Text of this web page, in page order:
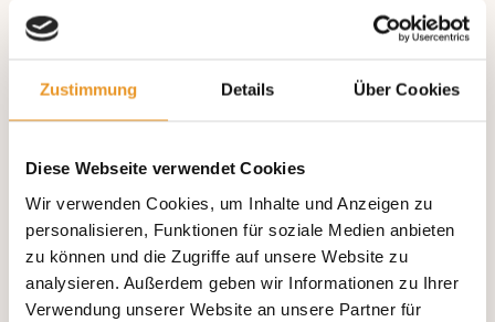
Zustimmung Details Über Cookies
Diese Webseite verwendet Cookies
Wir verwenden Cookies, um Inhalte und Anzeigen zu
personalisieren, Funktionen für soziale Medien anbieten
zu können und die Zugriffe auf unsere Website zu
analysieren. Außerdem geben wir Informationen zu Ihrer
Verwendung unserer Website an unsere Partner für
Seit 2009 trägt sie die Zusatzbezeichnung für Akupunktur.
Menschen mit Schmerzen helfen zu können. Daher
Petrus in Bonn. Die Zusatzbezeichnung für spezielle
Frau Dr. Chon-Völker ist Mitglied im Bund Deutscher
Anästhesisten (BDA), in der Deutschen Gesellschaft für
Schmerztherapie (DGS) und in der Deutschen
Gesellschaft zum Studium des Schmerzes (DGSS).